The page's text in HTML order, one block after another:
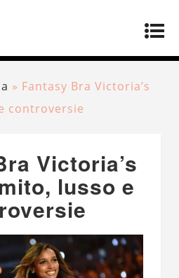
» Fantasy Bra Victoria’s
controversie
Victoria’s
lusso e